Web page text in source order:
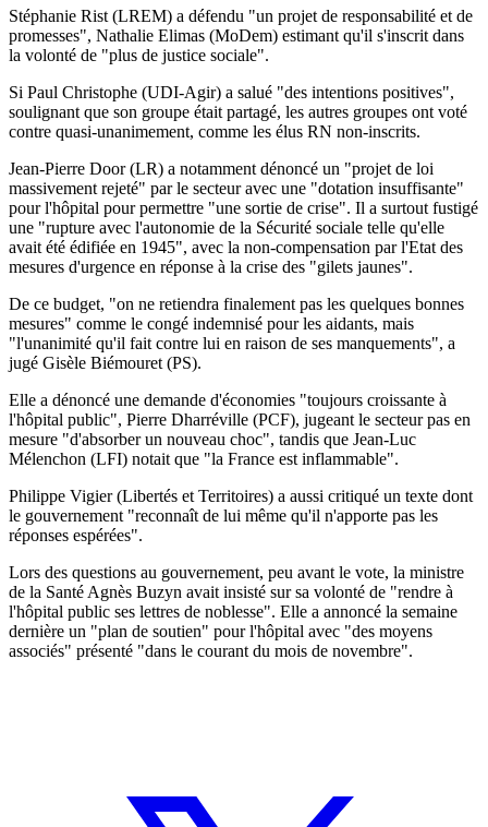
Stéphanie Rist (LREM) a défendu "un projet de responsabilité et de
promesses", Nathalie Elimas (MoDem) estimant qu'il s'inscrit dans
la volonté de "plus de justice sociale".
Si Paul Christophe (UDI-Agir) a salué "des intentions positives",
soulignant que son groupe était partagé, les autres groupes ont voté
contre quasi-unanimement, comme les élus RN non-inscrits.
Jean-Pierre Door (LR) a notamment dénoncé un "projet de loi
massivement rejeté" par le secteur avec une "dotation insuffisante"
pour l'hôpital pour permettre "une sortie de crise". Il a surtout fustigé
une "rupture avec l'autonomie de la Sécurité sociale telle qu'elle
avait été édifiée en 1945", avec la non-compensation par l'Etat des
mesures d'urgence en réponse à la crise des "gilets jaunes".
De ce budget, "on ne retiendra finalement pas les quelques bonnes
mesures" comme le congé indemnisé pour les aidants, mais
"l'unanimité qu'il fait contre lui en raison de ses manquements", a
jugé Gisèle Biémouret (PS).
Elle a dénoncé une demande d'économies "toujours croissante à
l'hôpital public", Pierre Dharréville (PCF), jugeant le secteur pas en
mesure "d'absorber un nouveau choc", tandis que Jean-Luc
Mélenchon (LFI) notait que "la France est inflammable".
Philippe Vigier (Libertés et Territoires) a aussi critiqué un texte dont
le gouvernement "reconnaît de lui même qu'il n'apporte pas les
réponses espérées".
Lors des questions au gouvernement, peu avant le vote, la ministre
de la Santé Agnès Buzyn avait insisté sur sa volonté de "rendre à
l'hôpital public ses lettres de noblesse". Elle a annoncé la semaine
dernière un "plan de soutien" pour l'hôpital avec "des moyens
associés" présenté "dans le courant du mois de novembre".